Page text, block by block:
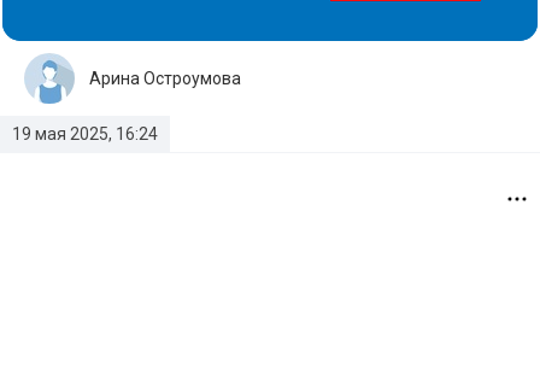
19 мая 2025, 16:24
Арина Остроумова